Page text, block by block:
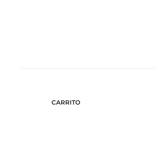
CARRITO